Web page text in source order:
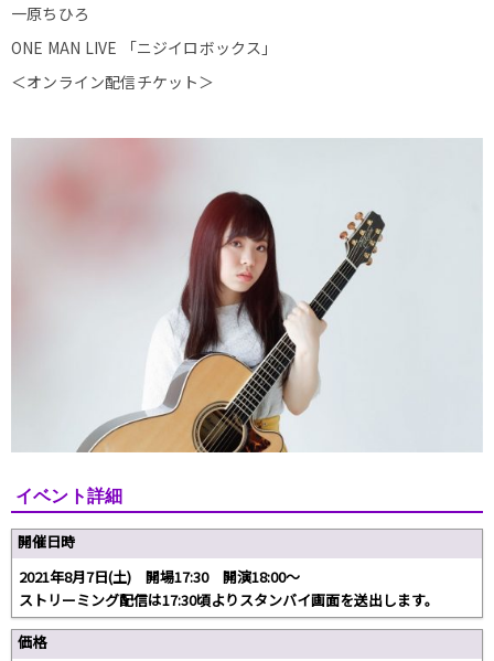
一原ちひろ
ONE MAN LIVE 「ニジイロボックス」
＜オンライン配信チケット＞
イベント詳細
開催日時
2021年8月7日(土) 開場17:30 開演18:00～
ストリーミング配信は17:30頃よりスタンバイ画面を送出します。
価格